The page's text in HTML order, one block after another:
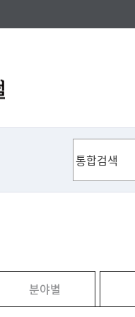
분야별